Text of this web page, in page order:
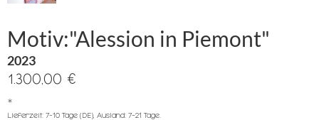
Motiv:"Alession in Piemont"
2023
1.300,00 €
*
Lieferzeit: 7-10 Tage (DE), Ausland: 7-21 Tage.